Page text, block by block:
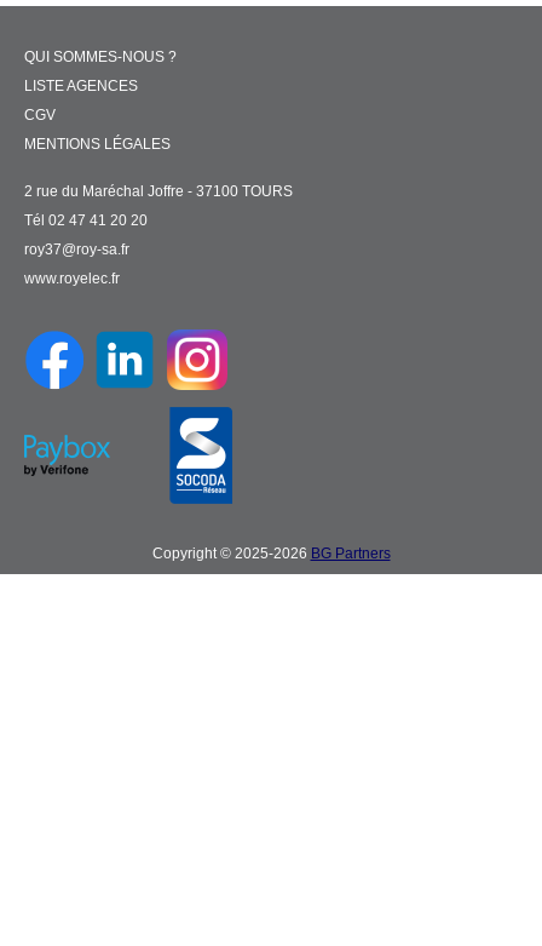
QUI SOMMES-NOUS ?
LISTE AGENCES
CGV
MENTIONS LÉGALES
2 rue du Maréchal Joffre - 37100 TOURS
Tél 02 47 41 20 20
roy37@roy-sa.fr
www.royelec.fr
Copyright © 2025-2026 BG Partners